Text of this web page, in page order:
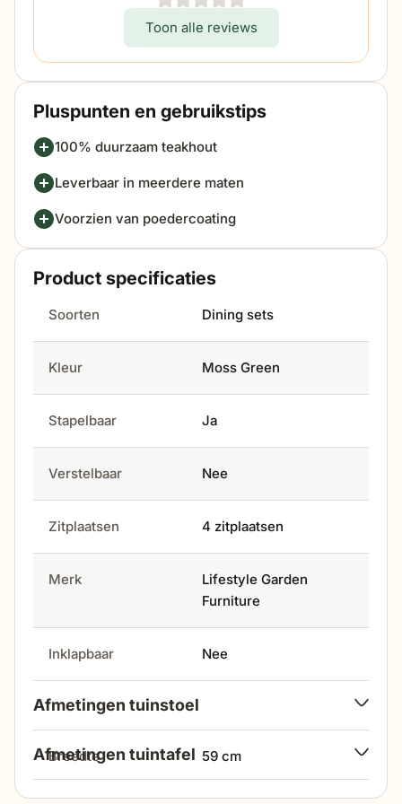
Toon alle reviews
Pluspunten en gebruikstips
100% duurzaam teakhout
Leverbaar in meerdere maten
Voorzien van poedercoating
Product specificaties
Soorten Dining sets
Kleur Moss Green
Stapelbaar Ja
Verstelbaar Nee
Zitplaatsen 4 zitplaatsen
Merk
Lifestyle Garden
Furniture
Inklapbaar Nee
Afmetingen tuinstoel
breedte 59 cm
Afmetingen tuintafel